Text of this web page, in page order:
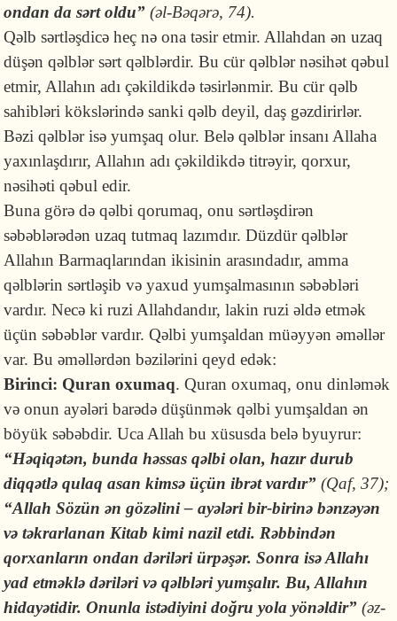
ondan da sərt oldu” (əl-Bəqərə, 74).
Qəlb sərtləşdicə heç nə ona təsir etmir. Allahdan ən uzaq
düşən qəlblər sərt qəlblərdir. Bu cür qəlblər nəsihət qəbul
etmir, Allahın adı çəkildikdə təsirlənmir. Bu cür qəlb
sahibləri kökslərində sanki qəlb deyil, daş gəzdirirlər.
Bəzi qəlblər isə yumşaq olur. Belə qəlblər insanı Allaha
yaxınlaşdırır, Allahın adı çəkildikdə titrəyir, qorxur,
nəsihəti qəbul edir.
Buna görə də qəlbi qorumaq, onu sərtləşdirən
səbəblərədən uzaq tutmaq lazımdır. Düzdür qəlblər
Allahın Barmaqlarından ikisinin arasındadır, amma
qəlblərin sərtləşib və yaxud yumşalmasının səbəbləri
vardır. Necə ki ruzi Allahdandır, lakin ruzi əldə etmək
üçün səbəblər vardır. Qəlbi yumşaldan müəyyən əməllər
var. Bu əməllərdən bəzilərini qeyd edək:
Birinci: Quran oxumaq. Quran oxumaq, onu dinləmək
və onun ayələri barədə düşünmək qəlbi yumşaldan ən
böyük səbəbdir. Uca Allah bu xüsusda belə byuyrur:
“Həqiqətən, bunda həssas qəlbi olan, hazır durub
diqqətlə qulaq asan kimsə üçün ibrət vardır”(Qaf, 37);
“Allah Sözün ən gözəlini – ayələri bir-birinə bənzəyən
və təkrarlanan Kitab kimi nazil etdi. Rəbbindən
qorxanların ondan dəriləri ürpəşər. Sonra isə Allahı
yad etməklə dəriləri və qəlbləri yumşalır. Bu, Allahın
hidayətidir. Onunla istədiyini doğru yola yönəldir”(əz-